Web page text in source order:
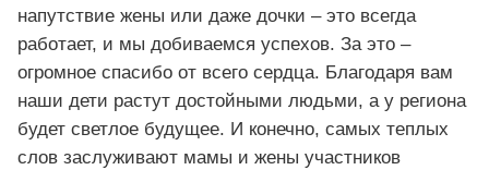
напутствие жены или даже дочки – это всегда
работает, и мы добиваемся успехов. За это –
огромное спасибо от всего сердца. Благодаря вам
наши дети растут достойными людьми, а у региона
будет светлое будущее. И конечно, самых теплых
слов заслуживают мамы и жены участников